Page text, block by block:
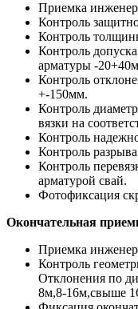
Приемка
Контроль
Контроль
Контроль
арматуры -
Контроль
+-150мм.
Контроль
вязки на
Контроль
Контроль
Контроль
арматурой свай.
Фотофиксация
Окончательная
Приемка
Контроль
Отклонения по
8м,8-16м,свыше